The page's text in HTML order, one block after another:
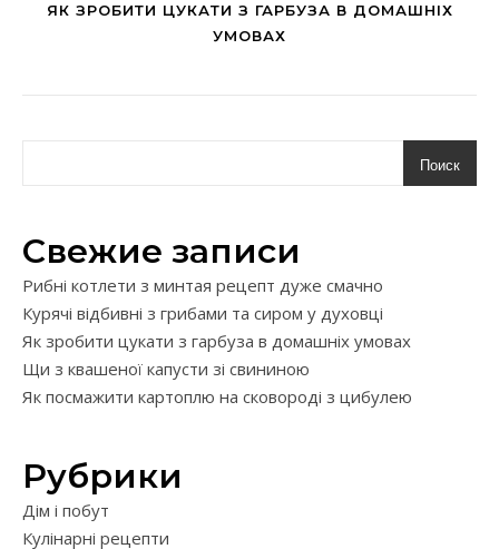
ЯК ЗРОБИТИ ЦУКАТИ З ГАРБУЗА В ДОМАШНІХ
УМОВАХ
Поиск
Свежие записи
Рибні котлети з минтая рецепт дуже смачно
Курячі відбивні з грибами та сиром у духовці
Як зробити цукати з гарбуза в домашніх умовах
Щи з квашеної капусти зі свининою
Як посмажити картоплю на сковороді з цибулею
Рубрики
Дім і побут
Кулінарні рецепти